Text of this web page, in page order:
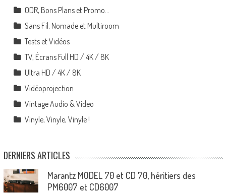
ODR, Bons Plans et Promo…
Sans Fil, Nomade et Multiroom
Tests et Vidéos
TV, Écrans Full HD / 4K / 8K
Ultra HD / 4K / 8K
Vidéoprojection
Vintage Audio & Video
Vinyle, Vinyle, Vinyle !
DERNIERS ARTICLES
Marantz MODEL 70 et CD 70, héritiers des
PM6007 et CD6007